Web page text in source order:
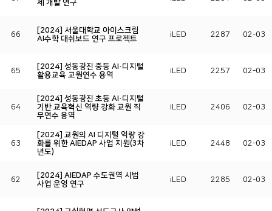
제 개발 연구
66
[2024] 서울대학교 아이스크림
AI수학 대쉬보드 연구 프로젝트
iLED 2287 02-03
65
[2024] 성동광진 중등 AI·디지털
활용교육 교원연수 용역
iLED 2257 02-03
64
[2024] 성동광진 초등 AI·디지털
기반 교육혁신 역량 강화 교원 직
무연수 용역
iLED 2406 02-03
63
[2024] 교원의 AI 디지털 역량 강
화를 위한 AIEDAP 사업 지원(3차
년도)
iLED 2448 02-03
62
[2024] AIEDAP 수도권역 시범
사업 운영 연구
iLED 2285 02-03